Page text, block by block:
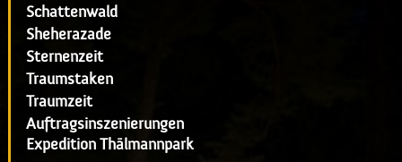
Schattenwald
Sheherazade
Sternenzeit
Traumstaken
Traumzeit
Auftragsinszenierungen
Expedition Thälmannpark